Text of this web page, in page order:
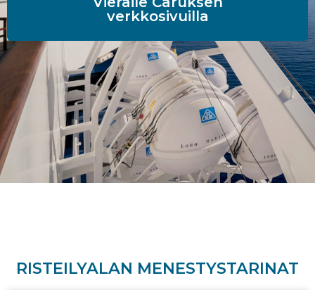
verkkosivuilla
RISTEILYALAN MENESTYSTARINAT